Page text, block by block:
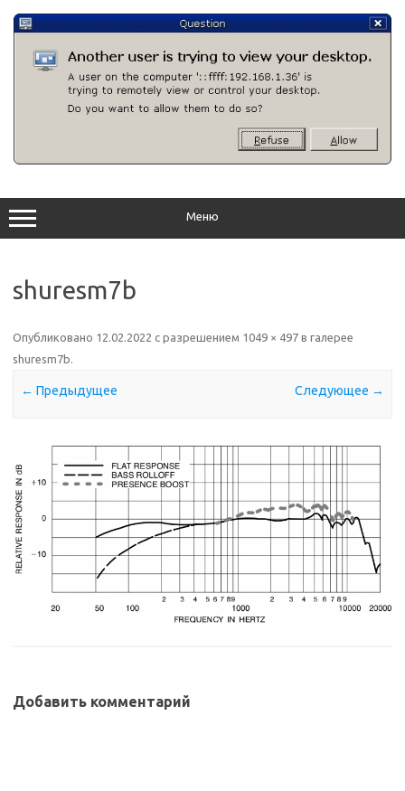
содержимому
Меню
shuresm7b
Опубликовано 12.02.2022 с разрешением 1049 × 497 в галерее
shuresm7b.
← Предыдущее Следующее →
Добавить комментарий